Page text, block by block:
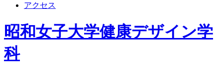
アクセス
昭和女子大学健康デザイン学
科